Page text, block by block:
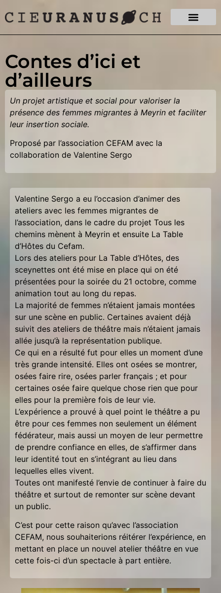
Contes d’ici et
d’ailleurs
Un projet artistique et social pour valoriser la
présence des femmes migrantes à Meyrin et faciliter
leur insertion sociale.
Proposé par l’association CEFAM avec la
collaboration de Valentine Sergo
Valentine Sergo a eu l’occasion d’animer des
ateliers avec les femmes migrantes de
l’association, dans le cadre du projet Tous les
chemins mènent à Meyrin et ensuite La Table
d’Hôtes du Cefam.
Lors des ateliers pour La Table d’Hôtes, des
sceynettes ont été mise en place qui on été
présentées pour la soirée du 21 octobre, comme
animation tout au long du repas.
La majorité de femmes n’étaient jamais montées
sur une scène en public. Certaines avaient déjà
suivit des ateliers de théâtre mais n’étaient jamais
allée jusqu’à la représentation publique.
Ce qui en a résulté fut pour elles un moment d’une
très grande intensité. Elles ont osées se montrer,
osées faire rire, osées parler français ; et pour
certaines osée faire quelque chose rien que pour
elles pour la première fois de leur vie.
L’expérience a prouvé à quel point le théâtre a pu
être pour ces femmes non seulement un élément
fédérateur, mais aussi un moyen de leur permettre
de prendre confiance en elles, de s’affirmer dans
leur identité tout en s’intégrant au lieu dans
lequelles elles vivent.
Toutes ont manifesté l’envie de continuer à faire du
théâtre et surtout de remonter sur scène devant
un public.
C’est pour cette raison qu’avec l’association
CEFAM, nous souhaiterions réitérer l’expérience, en
mettant en place un nouvel atelier théâtre en vue
cette fois-ci d’un spectacle à part entière.